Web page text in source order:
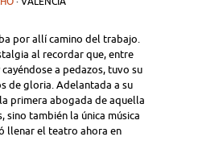
por allí camino del trabajo.
al recordar que, entre
a pedazos, tuvo su
de gloria. Adelantada a su
primera abogada de aquella
sino también la única música
llenar el teatro ahora en